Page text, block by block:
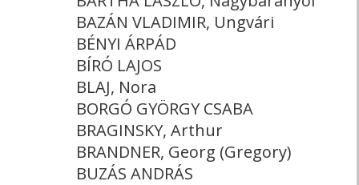
BAZÁN VLADIMIR, Ungvári
BÉNYI ÁRPÁD
BÍRÓ LAJOS
BLAJ, Nora
BORGÓ GYÖRGY CSABA
BRAGINSKY, Arthur
BRANDNER, Georg (Gregory)
BUZÁS ANDRÁS